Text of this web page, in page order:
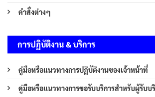
คำสั่งต่างๆ
การปฏิบัติงาน & บริการ
คู่มือหรือแนวทางการปฏิบัติงานของเจ้าหน้าที่
คู่มือหรือแนวทางการขอรับบริการสำหรับผู้รับบ